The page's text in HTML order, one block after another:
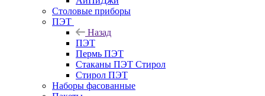
Столовые приборы
ПЭТ
Назад
ПЭТ
Пермь ПЭТ
Стаканы ПЭТ Стирол
Стирол ПЭТ
Наборы фасованные